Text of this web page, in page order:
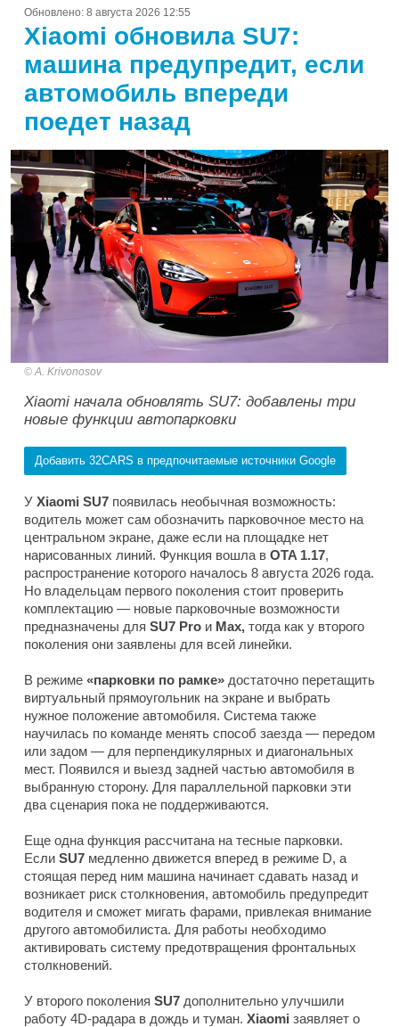
Обновлено: 8 августа 2026 12:55
Xiaomi обновила SU7:
машина предупредит, если
автомобиль впереди
поедет назад
A. Krivonosov
Xiaomi начала обновлять SU7: добавлены три
новые функции автопарковки
Добавить 32CARS в предпочитаемые источники Google
У Xiaomi SU7 появилась необычная возможность:
водитель может сам обозначить парковочное место на
центральном экране, даже если на площадке нет
нарисованных линий. Функция вошла в OTA 1.17,
распространение которого началось 8 августа 2026 года.
Но владельцам первого поколения стоит проверить
комплектацию — новые парковочные возможности
предназначены для SU7 Pro и Max, тогда как у второго
поколения они заявлены для всей линейки.
В режиме «парковки по рамке» достаточно перетащить
виртуальный прямоугольник на экране и выбрать
нужное положение автомобиля. Система также
научилась по команде менять способ заезда — передом
или задом — для перпендикулярных и диагональных
мест. Появился и выезд задней частью автомобиля в
выбранную сторону. Для параллельной парковки эти
два сценария пока не поддерживаются.
Еще одна функция рассчитана на тесные парковки.
Если SU7 медленно движется вперед в режиме D, а
стоящая перед ним машина начинает сдавать назад и
возникает риск столкновения, автомобиль предупредит
водителя и сможет мигать фарами, привлекая внимание
другого автомобилиста. Для работы необходимо
активировать систему предотвращения фронтальных
столкновений.
У второго поколения SU7 дополнительно улучшили
работу 4D-радара в дождь и туман. Xiaomi заявляет о